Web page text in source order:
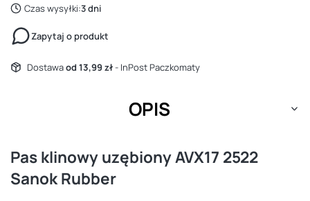
Czas wysyłki:3 dni
Zapytaj o produkt
Dostawaod 13,99 zł- InPost Paczkomaty
OPIS
Pas klinowy uzębiony AVX17 2522
Sanok Rubber